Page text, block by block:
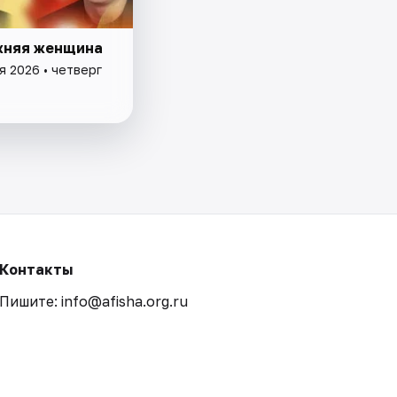
женщина
2026 • четверг
Контакты
Пишите: info@afisha.org.ru